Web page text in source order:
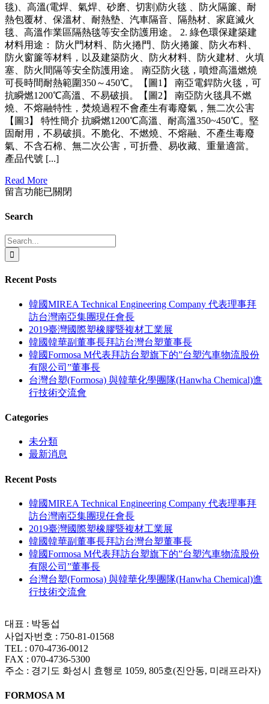
毯)、高溫(電焊、氣焊、砂磨、切割)防火毯 、防火隔簾、耐
熱包覆材、保溫材、耐熱墊、汽車隔音、隔熱材、家庭滅火
毯、高溫作業區隔熱毯等安全防護用途。 2. 綠色環保建築建
材料用途： 防火門材料、防火捲門、防火捲簾、防火布料、
防火窗簾等材料，以及建築防火、防火材料、防火建材、火填
塞、防火間隔等安全防護用途。 南亞防火毯，噴燈高溫燃燒
可長時間耐熱範圍350～450℃。【圖1】 南亞電銲防火毯，可
抗瞬燃1200℃高溫、不易破損。【圖2】 南亞防火毯具不燃
燒、不熔融特性，焚燒過程不會產生有毒廢氣，無二次公害
【圖3】 特性簡介 抗瞬燃1200℃高溫、耐高溫350~450℃。堅
固耐用，不易破損。不脆化、不燃燒、不熔融、不產生毒廢
氣、不含石棉、無二次公害，可折疊、易收藏、重量適當。
產品代號 [...]
Read More
在
品
明〉
中
留言功能已關閉
Search
Search
for:
Recent Posts
韓國MIREA Technical Engineering Company 代表理事拜
訪台灣南亞集團現任會長
2019臺灣國際塑橡膠暨複材工業展
韓國韓華副董事長拜訪台灣台塑董事長
韓國Formosa M代表拜訪台塑旗下的”台塑汽車物流股份
有限公司”董事長
台灣台塑(Formosa) 與韓華化學團隊(Hanwha Chemical)進
行技術交流會
Categories
未分類
最新消息
Recent Posts
韓國MIREA Technical Engineering Company 代表理事拜
訪台灣南亞集團現任會長
2019臺灣國際塑橡膠暨複材工業展
韓國韓華副董事長拜訪台灣台塑董事長
韓國Formosa M代表拜訪台塑旗下的”台塑汽車物流股份
有限公司”董事長
台灣台塑(Formosa) 與韓華化學團隊(Hanwha Chemical)進
行技術交流會
대표 : 박동섭
사업자번호 : 750-81-01568
TEL : 070-4736-0012
FAX : 070-4736-5300
주소 : 경기도 화성시 효행로 1059, 805호(진안동, 미래프라자)
FORMOSA M